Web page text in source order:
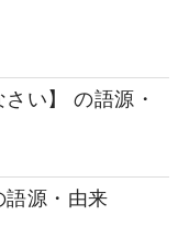
い】 の語源・
源・由来